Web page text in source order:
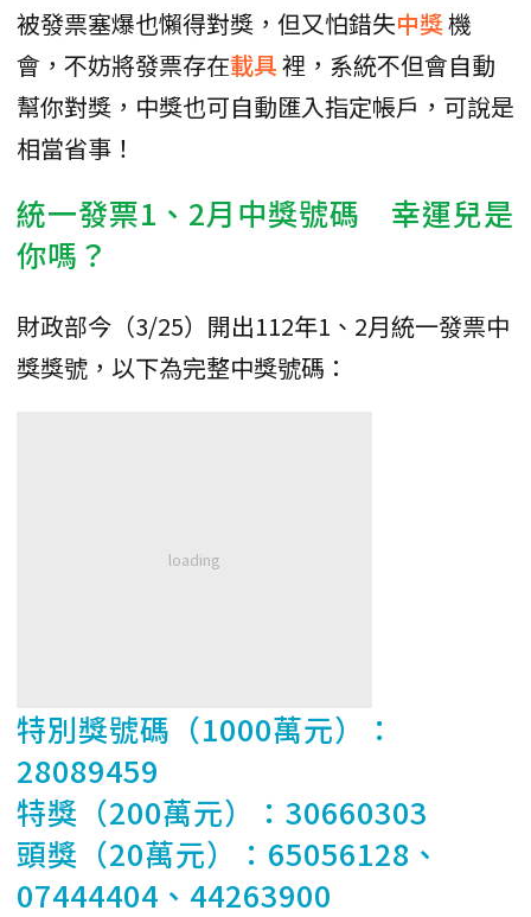
被發票塞爆也懶得對獎，但又怕錯失中獎機
會，不妨將發票存在載具裡，系統不但會自動
幫你對獎，中獎也可自動匯入指定帳戶，可說是
相當省事！
統一發票1、2月中獎號碼 幸運兒是
你嗎？
財政部今（3/25）開出112年1、2月統一發票中
獎獎號，以下為完整中獎號碼：
特別獎號碼（1000萬元）：
28089459
特獎（200萬元）：30660303
頭獎（20萬元）：65056128、
07444404、44263900